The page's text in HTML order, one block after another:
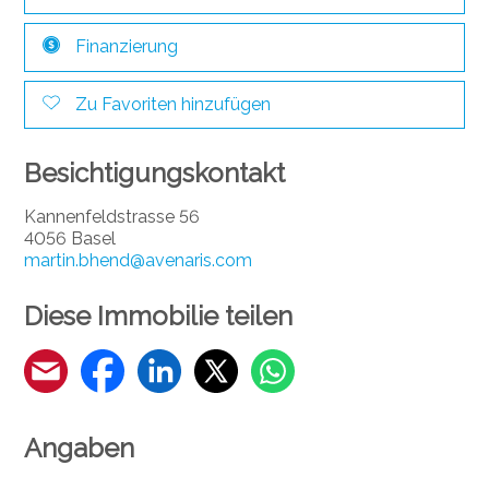
Finanzierung
Zu Favoriten hinzufügen
Besichtigungskontakt
Kannenfeldstrasse 56
4056 Basel
martin.bhend@avenaris.com
Diese Immobilie teilen
Angaben